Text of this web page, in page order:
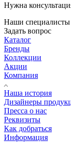
Нужна
Наши специалисты
Задать вопрос
Каталог
Бренды
Коллекции
Акции
Компания
Наша история
Дизайнеры
Пресса о нас
Реквизиты
Как добраться
Информация